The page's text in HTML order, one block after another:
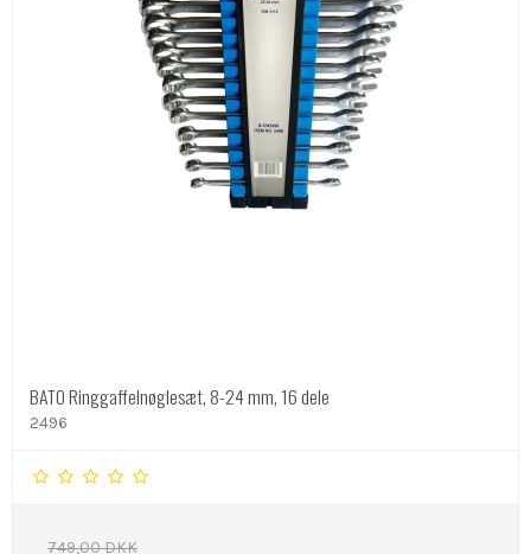
BATO Ringgaffelnøglesæt, 8-24 mm, 16 dele
2496
749,00 DKK